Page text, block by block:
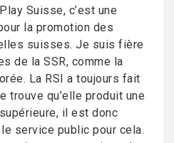
Suisse, c’est une
la promotion des
suisses. Je suis fière
de la SSR, comme la
La RSI a toujours fait
trouve qu’elle produit une
il est donc
service public pour cela.